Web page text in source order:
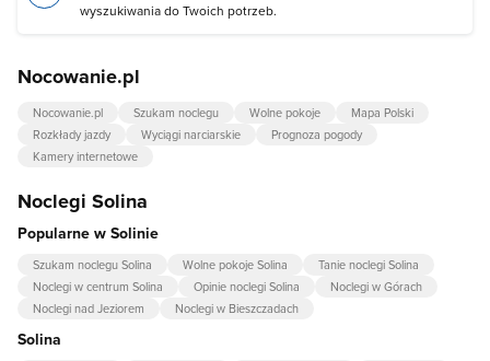
wyszukiwania do Twoich potrzeb.
Nocowanie.pl
Nocowanie.pl Szukam noclegu Wolne pokoje
Mapa Polski
Rozkłady jazdy
Wyciągi narciarskie
Prognoza pogody
Kamery internetowe
Noclegi Solina
Popularne w Solinie
Szukam noclegu Solina Wolne pokoje Solina
Tanie noclegi Solina
Noclegi w centrum Solina
Opinie noclegi Solina
Noclegi w Górach
Noclegi nad Jeziorem
Noclegi w Bieszczadach
Solina